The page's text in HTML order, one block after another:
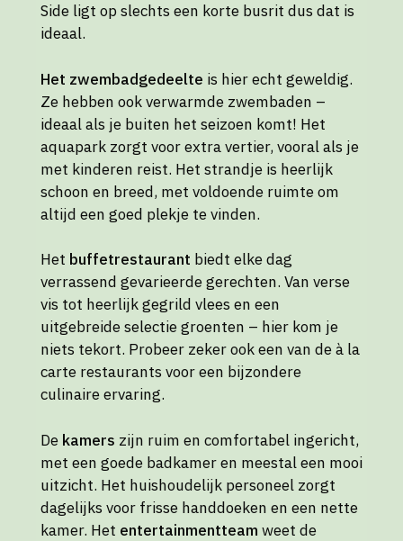
Side ligt op slechts een korte busrit dus dat is
ideaal.
Het zwembadgedeelte is hier echt geweldig.
Ze hebben ook verwarmde zwembaden –
ideaal als je buiten het seizoen komt! Het
aquapark zorgt voor extra vertier, vooral als je
met kinderen reist. Het strandje is heerlijk
schoon en breed, met voldoende ruimte om
altijd een goed plekje te vinden.
Het buffetrestaurant biedt elke dag
verrassend gevarieerde gerechten. Van verse
vis tot heerlijk gegrild vlees en een
uitgebreide selectie groenten – hier kom je
niets tekort. Probeer zeker ook een van de à la
carte restaurants voor een bijzondere
culinaire ervaring.
De kamers zijn ruim en comfortabel ingericht,
met een goede badkamer en meestal een mooi
uitzicht. Het huishoudelijk personeel zorgt
dagelijks voor frisse handdoeken en een nette
kamer. Het entertainmentteam weet de